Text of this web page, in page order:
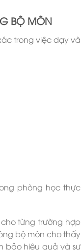
BỘ MÔN
trong việc dạy và
phòng học thực
từng trường hợp
bộ môn cho thấy
bảo hiệu quả và sự